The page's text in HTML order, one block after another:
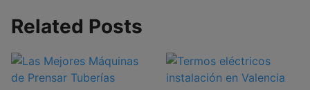
Related Posts